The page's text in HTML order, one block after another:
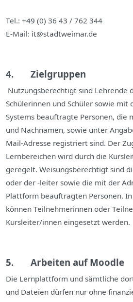
Tel.: +49 (0) 36 43 / 762 344
E-Mail: it@stadtweimar.de
4. Zielgruppen
Nutzungsberechtigt sind Lehrende
Schülerinnen und Schüler sowie mit
Systems beauftragte Personen, die
und Nachnamen, sowie unter
Mail-Adresse registriert sind. Der
Lernbereichen wird durch die
geregelt. Weisungsberechtigt sind
oder der -leiter sowie die mit der
Plattform beauftragten Personen.
können Teilnehmerinnen oder
Kursleiter/innen eingesetzt werden.
5. Arbeiten auf Moodle
Die Lernplattform und sämtliche
und Dateien dürfen nur ohne